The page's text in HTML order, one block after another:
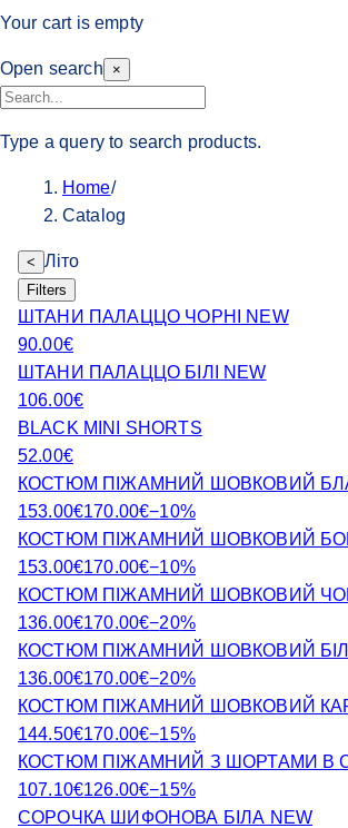
Your cart is empty
Open search ×
Type a query to search products.
Home/
Catalog
< Літо
Filters
ШТАНИ ПАЛАЦЦО ЧОРНІ NEW
90.00€
ШТАНИ ПАЛАЦЦО БІЛІ NEW
106.00€
BLACK MINI SHORTS
52.00€
КОСТЮМ ПІЖАМНИЙ ШОВКОВИЙ
153.00€170.00€−10%
КОСТЮМ ПІЖАМНИЙ ШОВКОВИЙ
153.00€170.00€−10%
КОСТЮМ ПІЖАМНИЙ ШОВКОВИЙ
136.00€170.00€−20%
КОСТЮМ ПІЖАМНИЙ ШОВКОВИЙ
136.00€170.00€−20%
КОСТЮМ ПІЖАМНИЙ ШОВКОВИЙ
144.50€170.00€−15%
КОСТЮМ ПІЖАМНИЙ З ШОРТАМИ В
107.10€126.00€−15%
СОРОЧКА ШИФОНОВА БІЛА NEW